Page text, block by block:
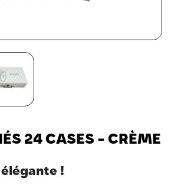
24 CASES - CRÈME
!